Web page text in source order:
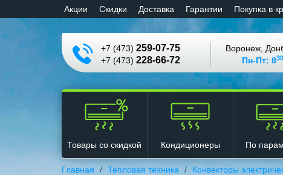
Aкции Cкидки Доставка Гарантии Покупка в
+7 (473) 259-07-75
+7 (473) 228-66-72
Воронеж,
Пн-Пт: 830
Товары со скидкой Кондиционеры По
Главная Тепловая техника Конвекторы